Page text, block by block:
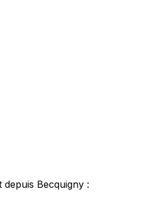
depuis Becquigny :